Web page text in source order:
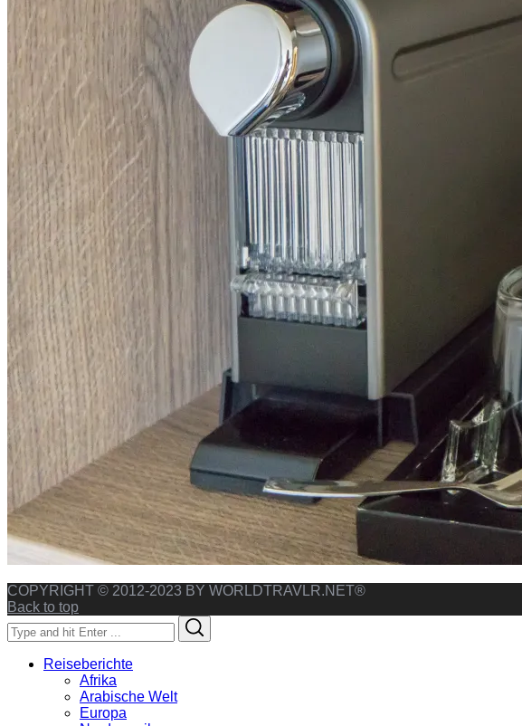
COPYRIGHT © 2012-2023 BY WORLDTRAVLR.NET®
Back to top
Search
for:
Reiseberichte
Afrika
Arabische Welt
Europa